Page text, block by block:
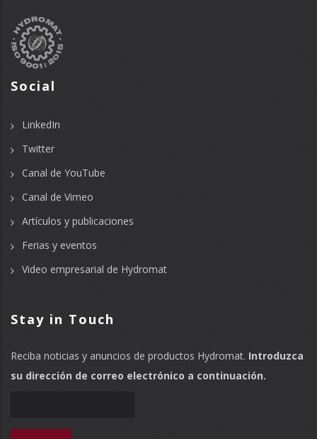
Social
LinkedIn
Twitter
Canal de YouTube
Canal de Vimeo
Artículos y publicaciones
Ferias y eventos
Video empresarial de Hydromat
Stay in Touch
Reciba noticias y anuncios de productos Hydromat. Introduzca
su dirección de correo electrónico a continuación.